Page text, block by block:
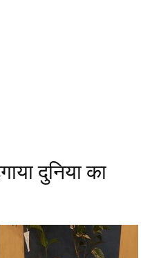
दुनिया का